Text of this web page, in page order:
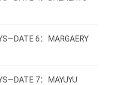
6：MARGAERY
7：MAYUYU